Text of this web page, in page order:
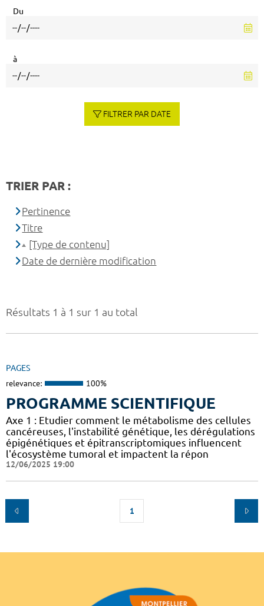
Résultats 1 à 1 sur 1 au total
PAGES
relevance: 100%
PROGRAMME SCIENTIFIQUE
Axe 1 : Etudier comment le métabolisme des cellules
cancéreuses, l'instabilité génétique, les dérégulations
épigénétiques et épitranscriptomiques influencent
l'écosystème tumoral et impactent la répon
12/06/2025 19:00
1
Du
à
FILTRER PAR DATE
TRIER PAR :
Pertinence
Titre
[Type de contenu]
Date de dernière modification